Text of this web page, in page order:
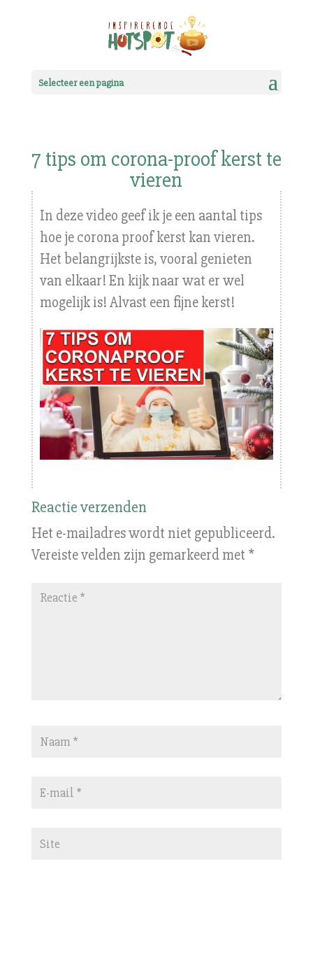
Selecteer een pagina
7 tips om corona-proof kerst te
vieren
In deze video geef ik je een aantal tips
hoe je corona proof kerst kan vieren.
Het belangrijkste is, vooral genieten
van elkaar! En kijk naar wat er wel
mogelijk is! Alvast een fijne kerst!
Reactie verzenden
Het e-mailadres wordt niet gepubliceerd.
Vereiste velden zijn gemarkeerd met *